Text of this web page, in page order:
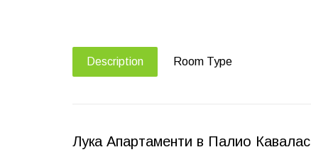
Description Room Type
Лука Апартаменти в Палио Кавалас